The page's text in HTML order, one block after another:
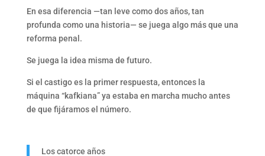
En esa diferencia —tan leve como dos años, tan
profunda como una historia— se juega algo más que una
reforma penal.
Se juega la idea misma de futuro.
Si el castigo es la primer respuesta, entonces la
máquina “kafkiana” ya estaba en marcha mucho antes
de que fijáramos el número.
Los catorce años